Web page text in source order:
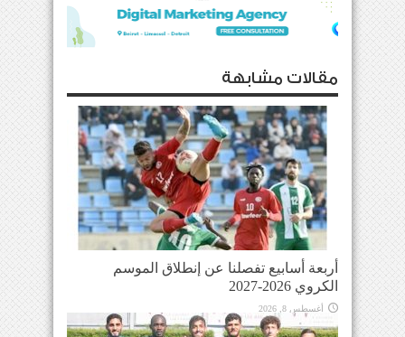
مقالات مشابهة
أربعة أسابيع تفصلنا عن إنطلاق الموسم
الكروي 2026-2027
أغسطس 8, 2026